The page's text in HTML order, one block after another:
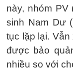
này, nhóm
sinh Nam Dư
tục lặp lại.
được bảo
nhiều so với